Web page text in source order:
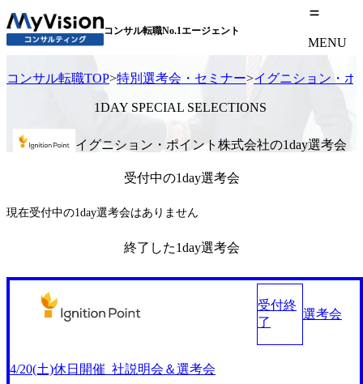
コンサル転職No.1エージェント
MENU
コンサル転職TOP>特別選考会・セミナー>イグニション・ポ
1DAY SPECIAL SELECTIONS
イグニション・ポイント株式会社の1day選考会
受付中の1day選考会
現在受付中の1day選考会はありません
終了した1day選考会
受付終
了
選考会
4/20(土)休日開催_社説明会＆選考会